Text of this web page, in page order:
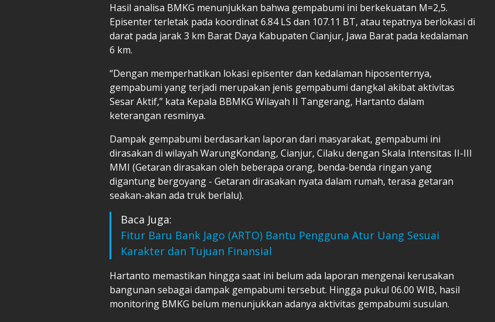
Hasil analisa BMKG menunjukkan bahwa gempabumi ini berkekuatan M=2,5.
Episenter terletak pada koordinat 6.84 LS dan 107.11 BT, atau tepatnya berlokasi di
darat pada jarak 3 km Barat Daya Kabupaten Cianjur, Jawa Barat pada kedalaman
6 km.
“Dengan memperhatikan lokasi episenter dan kedalaman hiposenternya,
gempabumi yang terjadi merupakan jenis gempabumi dangkal akibat aktivitas
Sesar Aktif,” kata Kepala BBMKG Wilayah II Tangerang, Hartanto dalam
keterangan resminya.
Dampak gempabumi berdasarkan laporan dari masyarakat, gempabumi ini
dirasakan di wilayah WarungKondang, Cianjur, Cilaku dengan Skala Intensitas II-III
MMI (Getaran dirasakan oleh beberapa orang, benda-benda ringan yang
digantung bergoyang - Getaran dirasakan nyata dalam rumah, terasa getaran
seakan-akan ada truk berlalu).
Baca Juga:
Fitur Baru Bank Jago (ARTO) Bantu Pengguna Atur Uang Sesuai
Karakter dan Tujuan Finansial
Hartanto memastikan hingga saat ini belum ada laporan mengenai kerusakan
bangunan sebagai dampak gempabumi tersebut. Hingga pukul 06.00 WIB, hasil
monitoring BMKG belum menunjukkan adanya aktivitas gempabumi susulan.